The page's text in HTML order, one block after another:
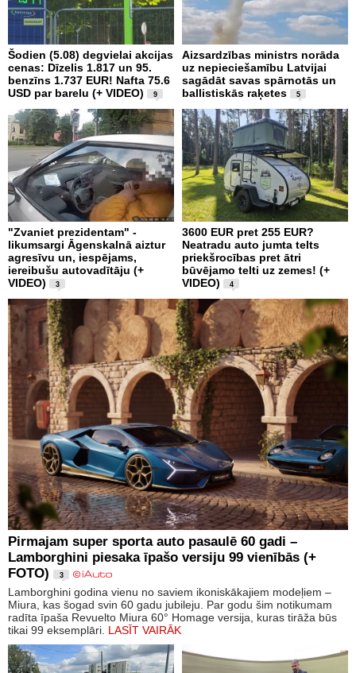
Šodien (5.08) degvielai akcijas
cenas: Dīzelis 1.817 un 95.
benzīns 1.737 EUR! Nafta 75.6
USD par barelu (+ VIDEO)
9
Aizsardzības ministrs norāda
uz nepieciešamību Latvijai
sagādāt savas spārnotās un
ballistiskās raķetes
5
"Zvaniet prezidentam" -
likumsargi Āgenskalnā aiztur
agresīvu un, iespējams,
iereibušu autovadītāju (+
VIDEO)
3
3600 EUR pret 255 EUR?
Neatradu auto jumta telts
priekšrocības pret ātri
būvējamo telti uz zemes! (+
VIDEO)
4
Pirmajam super sporta auto pasaulē 60 gadi –
Lamborghini piesaka īpašo versiju 99 vienībās (+
FOTO)
3
Lamborghini godina vienu no saviem ikoniskākajiem modeļiem –
Miura, kas šogad svin 60 gadu jubileju. Par godu šim notikumam
radīta īpaša Revuelto Miura 60° Homage versija, kuras tirāža būs
tikai 99 eksemplāri. LASĪT VAIRĀK